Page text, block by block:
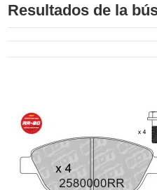
Resultados de la